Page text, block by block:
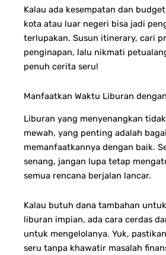
Kalau ada kesempatan dan
kota atau luar negeri bisa jadi
terlupakan. Susun itinerary, cari
penginapan, lalu nikmati
penuh cerita seru!
Manfaatkan Waktu Liburan
Liburan yang menyenangkan
mewah, yang penting adalah
memanfaatkannya dengan baik.
senang, jangan lupa tetap
semua rencana berjalan lancar.
Kalau butuh dana tambahan
liburan impian, ada cara cerdas
untuk mengelolanya. Yuk,
seru tanpa khawatir masalah